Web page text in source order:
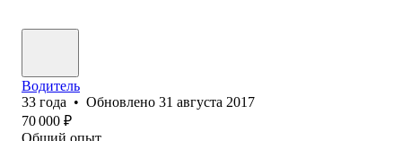
Водитель
33 года • Обновлено 31 августа 2017
70 000 ₽
Общий опыт